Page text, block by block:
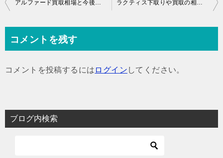
ビ
ョ
ン
アルファード買取相場と今後の買取価格の傾向 ラクティス下取りや買取の相場情報と価格の傾向
コメントを残す
コメントを投稿するには ログイン してください。
ブログ内検索